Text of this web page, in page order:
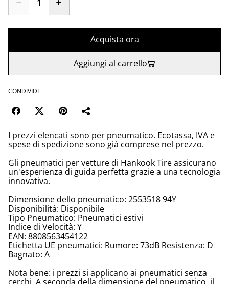
Acquista ora
Aggiungi al carrello
CONDIVIDI
I prezzi elencati sono per pneumatico. Ecotassa, IVA e
spese di spedizione sono già comprese nel prezzo.
Gli pneumatici per vetture di Hankook Tire assicurano
un'esperienza di guida perfetta grazie a una tecnologia
innovativa.
Dimensione dello pneumatico: 2553518 94Y
Disponibilità: Disponibile
Tipo Pneumatico: Pneumatici estivi
Indice di Velocità: Y
EAN: 8808563454122
Etichetta UE pneumatici: Rumore: 73dB Resistenza: D
Bagnato: A
Nota bene: i prezzi si applicano ai pneumatici senza